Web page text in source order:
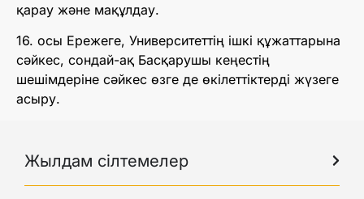
қарау және мақұлдау.
16. осы Ережеге, Университеттің ішкі құжаттарына
сәйкес, сондай-ақ Басқарушы кеңестің
шешімдеріне сәйкес өзге де өкілеттіктерді жүзеге
асыру.
Жылдам сілтемелер